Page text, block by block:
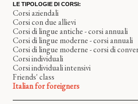
LE TIPOLOGIE DI CORSI:
Corsi aziendali
Corsi con due allievi
Corsi di lingue antiche - corsi annuali
Corsi di lingue moderne - corsi annuali
Corsi di lingue moderne - corsi di
Corsi individuali
Corsi individuali intensivi
Friends' class
Italian for foreigners